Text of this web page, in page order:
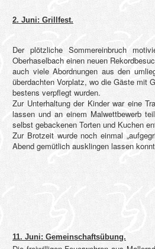
2. Juni: Grillfest.
Der plötzliche Sommereinbruch
Oberhaselbach einen neuen
auch viele Abordnungen aus den
überdachten Vorplatz, wo die Gäste mit
bestens verpflegt wurden.
Zur Unterhaltung der Kinder war eine
lassen und an einem Malwettbewerb
selbst gebackenen Torten und Kuchen
Zur Brotzeit wurde noch einmal
Abend gemütlich ausklingen lassen
11. Juni: Gemeinschaftsübung.